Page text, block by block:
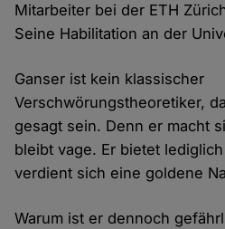
Mitarbeiter bei der ETH
Seine Habilitation an der
Ganser ist kein klassischer
Verschwörungstheoretiker,
gesagt sein. Denn er macht
bleibt vage. Er bietet
verdient sich eine goldene
Warum ist er dennoch